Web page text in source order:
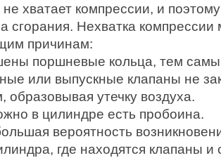
не хватает компрессии, и
сгорания. Нехватка компрессии
причинам:
поршневые кольца, тем
или выпускные клапаны не
образовывая утечку воздуха.
в цилиндре есть пробоина.
вероятность
где находятся клапаны и